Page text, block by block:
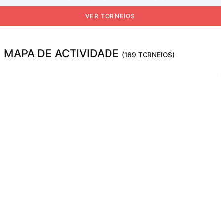
VER TORNEIOS
MAPA DE ACTIVIDADE (169 TORNEIOS)